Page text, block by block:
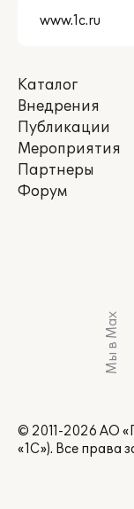
Каталог
Внедрения
Публикации
Мероприятия
Партнеры
Форум
Мы в Max
© 2011-2026 АО
«1С»). Все права